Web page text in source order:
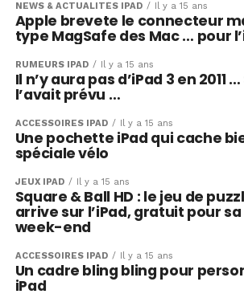
NEWS & ACTUALITÉS IPAD Il y a 15 ans
Apple brevete le connecteur
type MagSafe des Mac … pour
RUMEURS IPAD Il y a 15 ans
Il n’y aura pas d’iPad 3 en 2011
l’avait prévu …
ACCESSOIRES IPAD Il y a 15 ans
Une pochette iPad qui cache
spéciale vélo
JEUX IPAD Il y a 15 ans
Square & Ball HD : le jeu de
arrive sur l’iPad, gratuit pour
week-end
ACCESSOIRES IPAD Il y a 15 ans
Un cadre bling bling pour
iPad